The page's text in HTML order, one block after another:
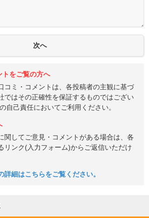
トをご覧の方へ
コミ・コメントは、各投稿者の主観に基づ
ではその正確性を保証するものではござい
自己責任においてご利用ください。
関してご意見・コメントがある場合は、各
リンク(入力フォーム)からご返信いただけ
細はこちらをご覧ください。